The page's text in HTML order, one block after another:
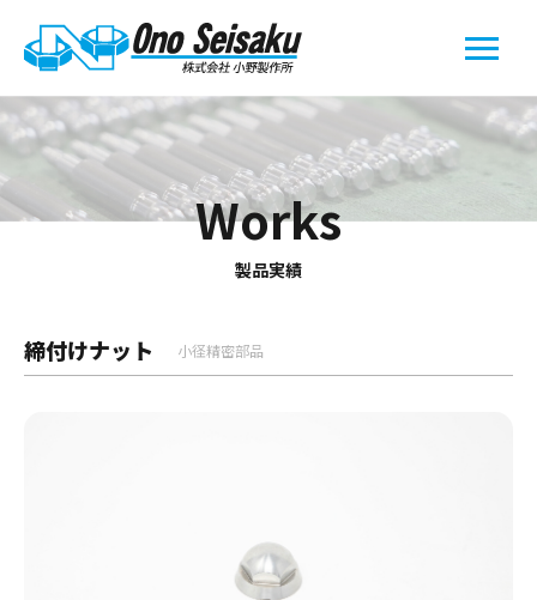
Works
製品実績
締付けナット 小径精密部品